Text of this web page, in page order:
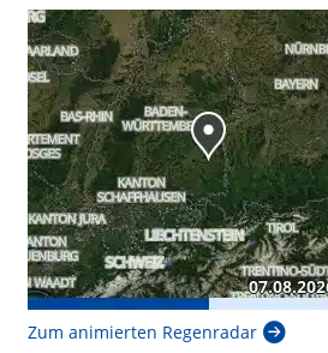
Zum animierten Regenradar